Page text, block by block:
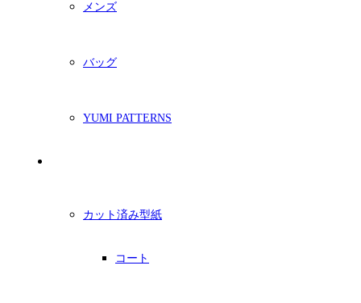
メンズ
バッグ
YUMI PATTERNS
カット済み型紙
コート